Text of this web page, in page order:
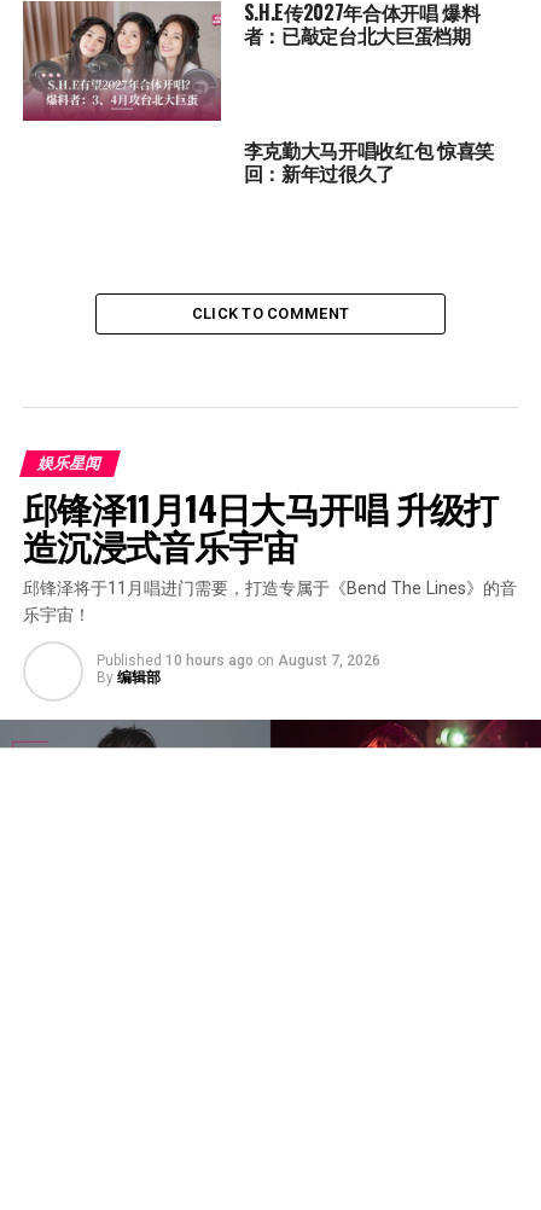
S.H.E传2027年合体开唱 爆料
者：已敲定台北大巨蛋档期
李克勤大马开唱收红包 惊喜笑
回：新年过很久了
CLICK TO COMMENT
娱乐星闻
邱锋泽11月14日大马开唱 升级打
造沉浸式音乐宇宙
邱锋泽将于11月唱进门需要，打造专属于《Bend The Lines》的音
乐宇宙！
Published 10 hours ago on August 7, 2026
By 编辑部